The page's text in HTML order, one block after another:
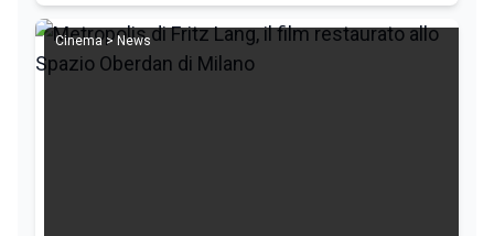
Mastroianni e Sal
Cinema > News